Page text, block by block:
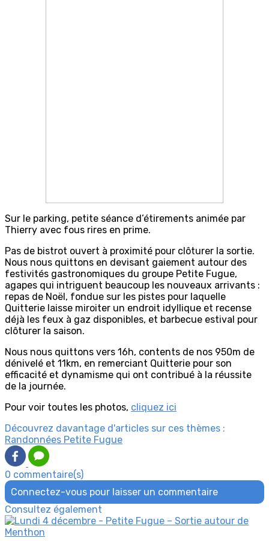
Sur le parking, petite séance d’étirements animée par
Thierry avec fous rires en prime.
Pas de bistrot ouvert à proximité pour clôturer la sortie.
Nous nous quittons en devisant gaiement autour des
festivités gastronomiques du groupe Petite Fugue,
agapes qui intriguent beaucoup les nouveaux arrivants :
repas de Noël, fondue sur les pistes pour laquelle
Quitterie laisse miroiter un endroit idyllique et recense
déjà les feux à gaz disponibles, et barbecue estival pour
clôturer la saison.
Nous nous quittons vers 16h, contents de nos 950m de
dénivelé et 11km, en remerciant Quitterie pour son
efficacité et dynamisme qui ont contribué à la réussite
de la journée.
Pour voir toutes les photos, cliquez ici
Découvrez davantage d'articles sur ces thèmes :
Randonnées Petite Fugue
0 commentaire(s)
Connectez-vous pour laisser un commentaire
Consultez également